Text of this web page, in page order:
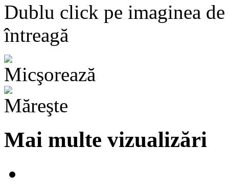
Dublu click pe imaginea de
întreagă
Mai multe vizualizări